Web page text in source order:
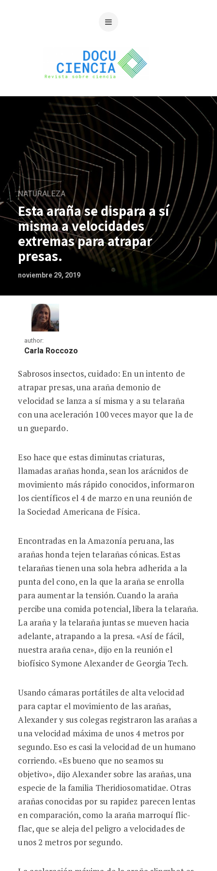
NATURALEZA
Esta araña se dispara a sí
misma a velocidades
extremas para atrapar
presas.
noviembre 29, 2019
author:
Carla Roccozo
Esta araña se dispara a sí misma a
Sabrosos insectos, cuidado: En un intento de
atrapar presas, una araña demonio de
velocidad se lanza a sí misma y a su telaraña
con una aceleración 100 veces mayor que la de
un guepardo.
Eso hace que estas diminutas criaturas,
llamadas arañas honda, sean los arácnidos de
movimiento más rápido conocidos, informaron
los científicos el 4 de marzo en una reunión de
la Sociedad Americana de Física.
Encontradas en la Amazonía peruana, las
arañas honda tejen telarañas cónicas. Estas
telarañas tienen una sola hebra adherida a la
punta del cono, en la que la araña se enrolla
para aumentar la tensión. Cuando la araña
percibe una comida potencial, libera la telaraña.
La araña y la telaraña juntas se mueven hacia
adelante, atrapando a la presa. «Así de fácil,
nuestra araña cena», dijo en la reunión el
biofísico Symone Alexander de Georgia Tech.
Usando cámaras portátiles de alta velocidad
para captar el movimiento de las arañas,
Alexander y sus colegas registraron las arañas a
una velocidad máxima de unos 4 metros por
segundo. Eso es casi la velocidad de un humano
corriendo. «Es bueno que no seamos su
objetivo», dijo Alexander sobre las arañas, una
especie de la familia Theridiosomatidae. Otras
arañas conocidas por su rapidez parecen lentas
en comparación, como la araña marroquí flic-
flac, que se aleja del peligro a velocidades de
unos 2 metros por segundo.